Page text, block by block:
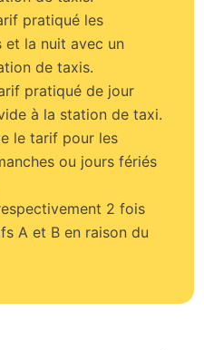
pratiqué les
et la nuit avec un
de taxis.
pratiqué de jour
à la station de taxi.
le tarif pour les
ou jours fériés
2 fois
A et B en raison du